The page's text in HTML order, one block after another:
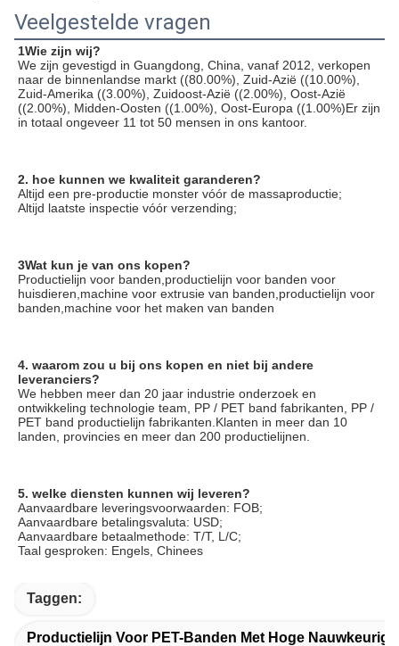
Veelgestelde vragen
1Wie zijn wij?
We zijn gevestigd in Guangdong, China, vanaf 2012, verkopen
naar de binnenlandse markt ((80.00%), Zuid-Azië ((10.00%),
Zuid-Amerika ((3.00%), Zuidoost-Azië ((2.00%), Oost-Azië
((2.00%), Midden-Oosten ((1.00%), Oost-Europa ((1.00%)Er zijn
in totaal ongeveer 11 tot 50 mensen in ons kantoor.
2. hoe kunnen we kwaliteit garanderen?
Altijd een pre-productie monster vóór de massaproductie;
Altijd laatste inspectie vóór verzending;
3Wat kun je van ons kopen?
Productielijn voor banden,productielijn voor banden voor
huisdieren,machine voor extrusie van banden,productielijn voor
banden,machine voor het maken van banden
4. waarom zou u bij ons kopen en niet bij andere
leveranciers?
We hebben meer dan 20 jaar industrie onderzoek en
ontwikkeling technologie team, PP / PET band fabrikanten, PP /
PET band productielijn fabrikanten.Klanten in meer dan 10
landen, provincies en meer dan 200 productielijnen.
5. welke diensten kunnen wij leveren?
Aanvaardbare leveringsvoorwaarden: FOB;
Aanvaardbare betalingsvaluta: USD;
Aanvaardbare betaalmethode: T/T, L/C;
Taal gesproken: Engels, Chinees
Taggen:
Productielijn Voor PET-Banden Met Hoge